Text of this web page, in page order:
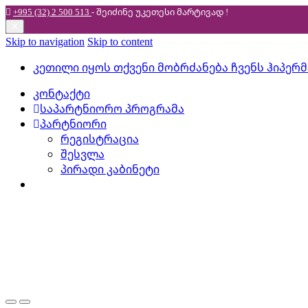
+995 (32) 2 500 513 - შეიძინე უკეთესიმარტივად !
Skip to navigation Skip to content
კეთილი იყოს თქვენი მობრძანება ჩვენს
კონტაქტი
საპარტნიორო პროგრამა
პარტნიორი
რეგისტრაცია
შესვლა
პირადი კაბინეტი